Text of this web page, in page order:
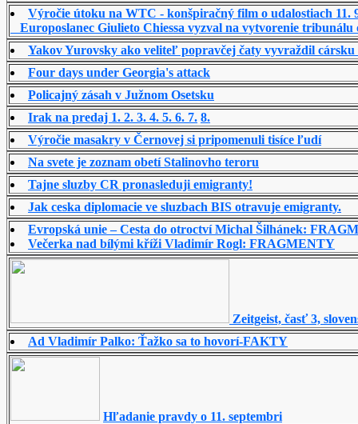
Výročie útoku na WTC - konšpiračný film o udalostiach 11.
Europoslanec Giulieto Chiessa vyzval na vytvorenie tribunálu
Yakov Yurovsky ako veliteľ popravčej čaty vyvraždil
Four days under Georgia's attack
Policajný zásah v Južnom Osetsku
Irak na predaj 1. 2. 3. 4. 5. 6. 7. 8.
Výročie masakry v Černovej si pripomenuli tisíce ľudí
Na svete je zoznam obetí Stalinovho teroru
Tajne sluzby CR pronasleduji emigranty!
Jak ceska diplomacie ve sluzbach BIS otravuje emigranty.
Evropská unie – Cesta do otroctví Michal Šilhánek:
Večerka nad bílými kříži Vladimír Rogl: FRAGMENTY
Zeitgeist, časť 3,
Ad Vladimír Palko: Ťažko sa to hovorí-FAKTY
Hľadanie pravdy o 11. septembri